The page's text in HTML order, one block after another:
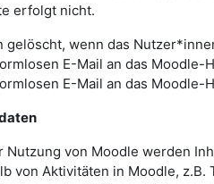
erfolgt nicht.
gelöscht, wenn das
E-Mail an das Moodle-
E-Mail an das Moodle-
Nutzung von Moodle werden
von Aktivitäten in Moodle,